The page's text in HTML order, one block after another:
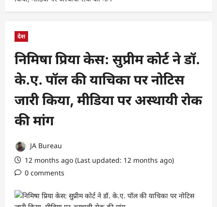
देश
निमिषा प्रिया केस: सुप्रीम कोर्ट ने डॉ.
के.ए. पॉल की याचिका पर नोटिस
जारी किया, मीडिया पर अस्थायी रोक
की मांग
JA Bureau
12 months ago (Last updated: 12 months ago)
0 comments